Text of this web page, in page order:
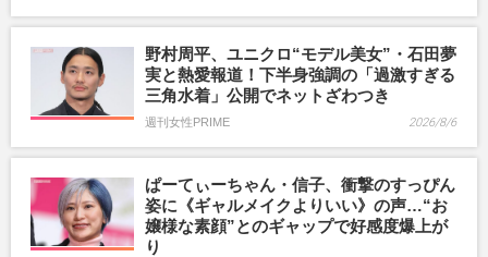
野村周平、ユニクロ“モデル美女”・石田夢
実と熱愛報道！下半身強調の「過激すぎる
三角水着」公開でネットざわつき
週刊女性PRIME 2026/8/6
ぱーてぃーちゃん・信子、衝撃のすっぴん
姿に《ギャルメイクよりいい》の声…“お
嬢様な素顔”とのギャップで好感度爆上が
り